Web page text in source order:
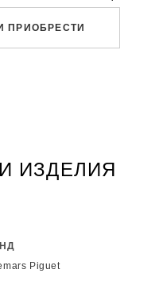
ПРИОБРЕСТИ
ИЗДЕЛИЯ
Piguet